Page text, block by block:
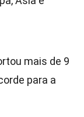
mais de 9
para a